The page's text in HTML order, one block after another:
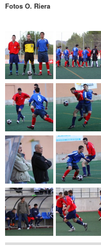
Fotos O. Riera